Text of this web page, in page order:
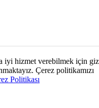
iyi hizmet verebilmek için
Çerez politikamızı
Politikası